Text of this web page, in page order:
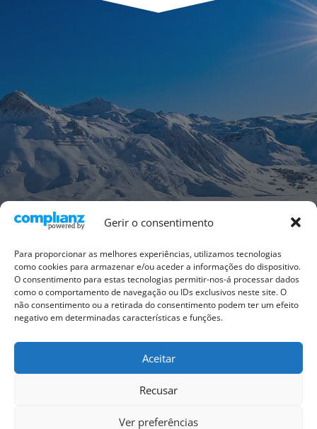
Gerir o consentimento
Para proporcionar as melhores experiências, utilizamos tecnologias
como cookies para armazenar e/ou aceder a informações do dispositivo.
O consentimento para estas tecnologias permitir-nos-á processar dados
como o comportamento de navegação ou IDs exclusivos neste site. O
não consentimento ou a retirada do consentimento podem ter um efeito
negativo em determinadas características e funções.
Aceitar
Recusar
Ver preferências
Política de Cookies (UE)
Advertência jurídica
Termos e condições gerais